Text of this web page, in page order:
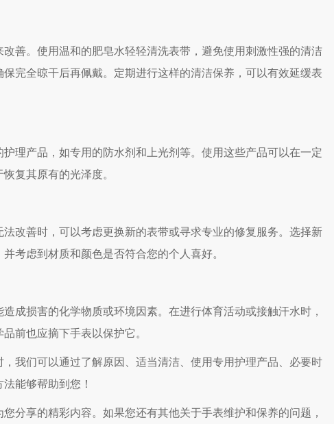
。使用温和的肥皂水轻轻清洗表带，避免使用刺激性强的清洁
完全晾干后再佩戴。定期进行这样的清洁保养，可以有效延缓表
产品，如专用的防水剂和上光剂等。使用这些产品可以在一定
复其原有的光泽度。
善时，可以考虑更换新的表带或寻求专业的修复服务。选择新
考虑到材质和颜色是否符合您的个人喜好。
损害的化学物质或环境因素。在进行体育活动或接触汗水时，
前也应摘下手表以保护它。
们可以通过了解原因、适当清洁、使用专用护理产品、必要时
能够帮助到您！
您分享的精彩内容。如果您还有其他关于手表维护和保养的问题，